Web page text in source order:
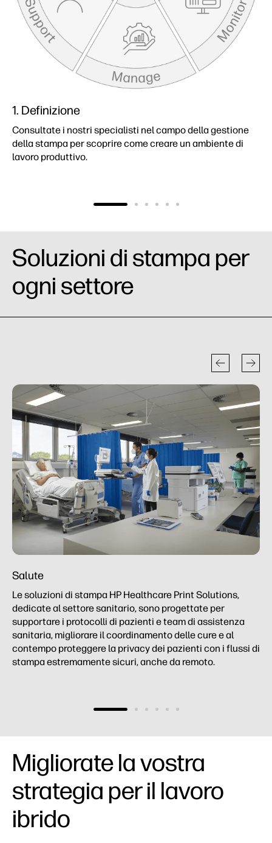
1. Definizione
Consultate i nostri specialisti nel campo della gestione
della stampa per scoprire come creare un ambiente di
lavoro produttivo.
Soluzioni di stampa per
ogni settore
Salute
Le soluzioni di stampa HP Healthcare Print Solutions,
dedicate al settore sanitario, sono progettate per
supportare i protocolli di pazienti e team di assistenza
sanitaria, migliorare il coordinamento delle cure e al
contempo proteggere la privacy dei pazienti con i flussi di
stampa estremamente sicuri, anche da remoto.
Migliorate la vostra
strategia per il lavoro
ibrido